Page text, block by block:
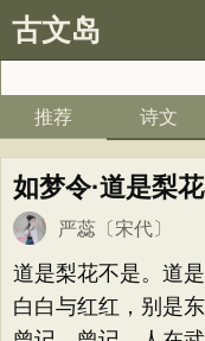
古文岛
推荐 诗文
如梦令·道是梨
严蕊 〔宋代〕
道是梨花不是。道是
白白与红红，别是东